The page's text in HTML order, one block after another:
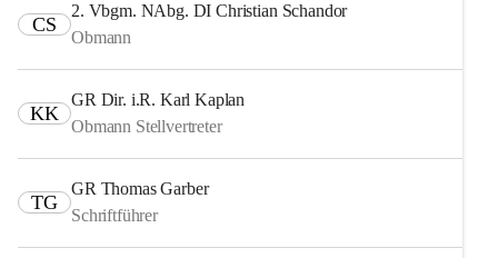
CS
2. Vbgm. NAbg. DI Christian Schandor
Obmann
KK
GR Dir. i.R. Karl Kaplan
Obmann Stellvertreter
TG
GR Thomas Garber
Schriftführer